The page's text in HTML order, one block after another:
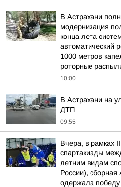
В Астрахани
модернизация
конца лета
автоматический
1000 метров
роторные
10:00
В Астрахани на
ДТП
09:55
Вчера, в рамках
спартакиады
летним видам
России), сборная
одержала